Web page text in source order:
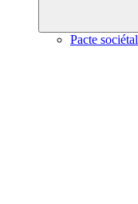
Pacte sociétal